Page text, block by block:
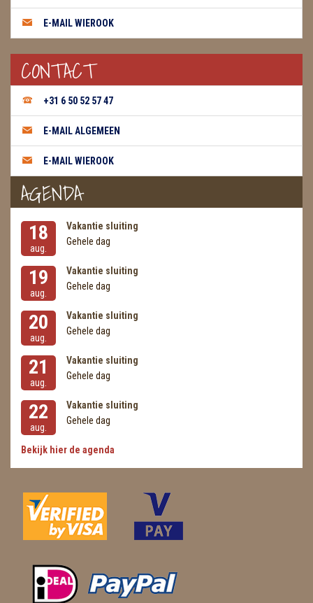
E-MAIL WIEROOK
CONTACT
+31 6 50 52 57 47
E-MAIL ALGEMEEN
E-MAIL WIEROOK
AGENDA
18
aug.
Vakantie sluiting
Gehele dag
19
aug.
Vakantie sluiting
Gehele dag
20
aug.
Vakantie sluiting
Gehele dag
21
aug.
Vakantie sluiting
Gehele dag
22
aug.
Vakantie sluiting
Gehele dag
Bekijk hier de agenda